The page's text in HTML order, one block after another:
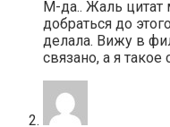
М-да.. Жаль цитат
добраться до
делала. Вижу в
связано, а я